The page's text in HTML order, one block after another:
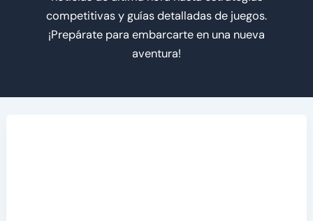
competitivas y guías detalladas de juegos.
¡Prepárate para embarcarte en una nueva
aventura!